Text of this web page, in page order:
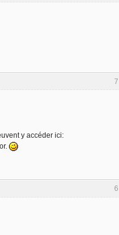
7
y accéder ici:
6